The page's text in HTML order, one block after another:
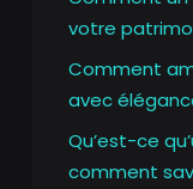
votre
Comment
avec
Qu’est-ce
comment